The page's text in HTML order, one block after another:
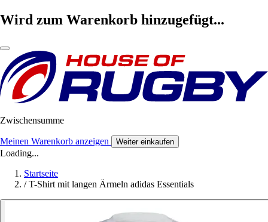
Wird zum Warenkorb hinzugefügt...
Zwischensumme
Meinen Warenkorb anzeigen Weiter einkaufen
Loading...
Startseite
/ T-Shirt mit langen Ärmeln adidas Essentials